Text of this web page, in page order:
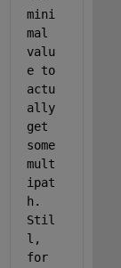
mini
mal
valu
e to
actu
ally
get
some
mult
ipat
h.
Stil
l,
for